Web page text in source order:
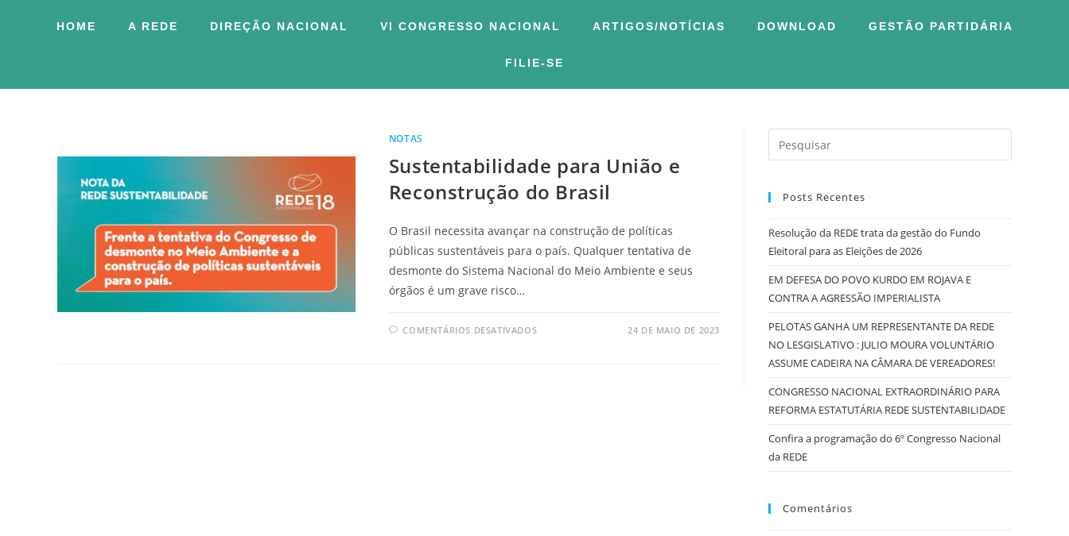
HOME A REDE DIREÇÃO NACIONAL VI CONGRESSO NACIONAL ARTIGOS/NOTÍCIAS DOWNLOAD GESTÃO PARTIDÁRIA
FILIE-SE
NOTAS
Sustentabilidade para União e
Reconstrução do Brasil
O Brasil necessita avançar na construção de políticas
públicas sustentáveis para o país. Qualquer tentativa de
desmonte do Sistema Nacional do Meio Ambiente e seus
órgãos é um grave risco…
COMENTÁRIOS DESATIVADOS 24 DE MAIO DE 2023
Posts Recentes
Resolução da REDE trata da gestão do Fundo
Eleitoral para as Eleições de 2026
EM DEFESA DO POVO KURDO EM ROJAVA E
CONTRA A AGRESSÃO IMPERIALISTA
PELOTAS GANHA UM REPRESENTANTE DA REDE
NO LESGISLATIVO : JULIO MOURA VOLUNTÁRIO
ASSUME CADEIRA NA CÂMARA DE VEREADORES!
CONGRESSO NACIONAL EXTRAORDINÁRIO PARA
REFORMA ESTATUTÁRIA REDE SUSTENTABILIDADE
Confira a programação do 6º Congresso Nacional
da REDE
Comentários